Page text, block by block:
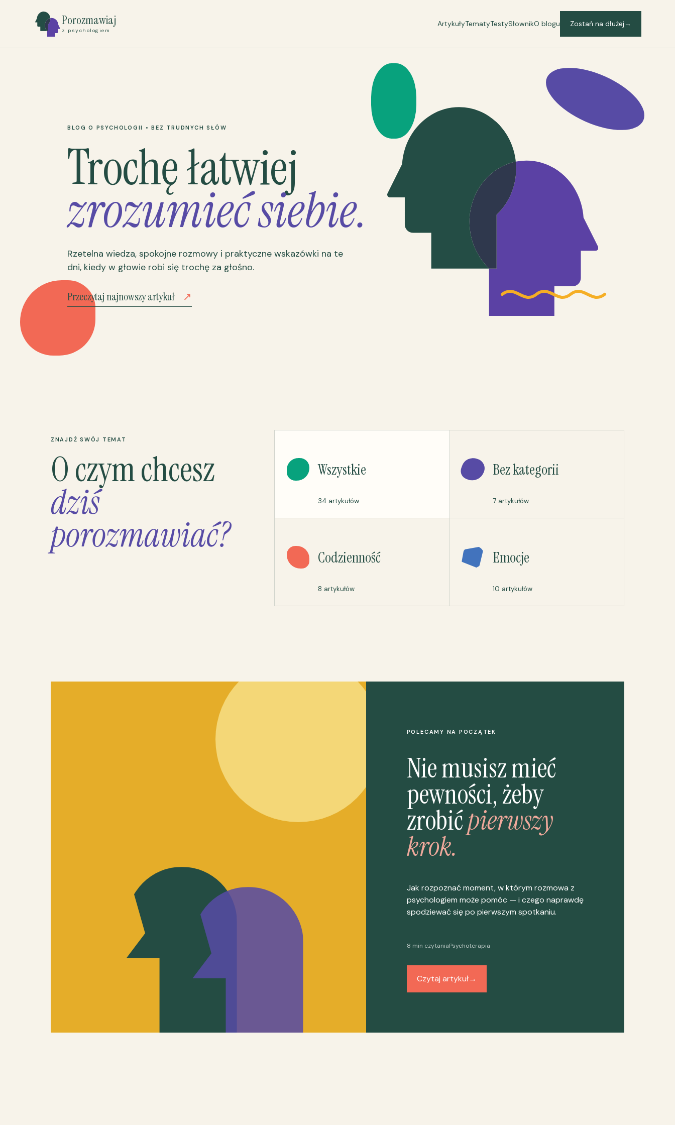
Porozmawiaj
z psychologiem
ArtykułyTematyTestySłownikO blogu Zostań na dłużej→
BLOG O PSYCHOLOGII • BEZ TRUDNYCH SŁÓW
Trochę łatwiej
zrozumieć siebie.
Rzetelna wiedza, spokojne rozmowy i praktyczne wskazówki na te
dni, kiedy w głowie robi się trochę za głośno.
Przeczytaj najnowszy artykuł ↗
ZNAJDŹ SWÓJ TEMAT
O czym chcesz
dziś
porozmawiać?
Wszystkie
34 artykułów
Bez kategorii
7 artykułów
Codzienność
8 artykułów
Emocje
10 artykułów
POLECAMY NA POCZĄTEK
Nie musisz mieć
pewności, żeby
zrobićpierwszy
krok.
Jak rozpoznać moment, w którym rozmowa z
psychologiem może pomóc — i czego naprawdę
spodziewać się po pierwszym spotkaniu.
8 min czytaniaPsychoterapia
Czytaj artykuł→